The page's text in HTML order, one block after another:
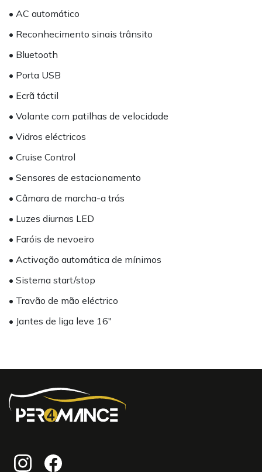
• AC automático
• Reconhecimento sinais trânsito
• Bluetooth
• Porta USB
• Ecrã táctil
• Volante com patilhas de velocidade
• Vidros eléctricos
• Cruise Control
• Sensores de estacionamento
• Câmara de marcha-a trás
• Luzes diurnas LED
• Faróis de nevoeiro
• Activação automática de mínimos
• Sistema start/stop
• Travão de mão eléctrico
• Jantes de liga leve 16"